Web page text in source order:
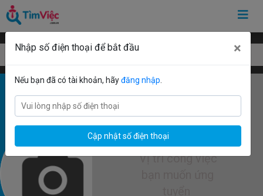
Mẫu CV tiêu chuẩn
Nhập số điện thoại để bắt đầu ×
Nếu bạn đã có tài khoản, hãyđăng nhập
Cập nhật số điện thoại